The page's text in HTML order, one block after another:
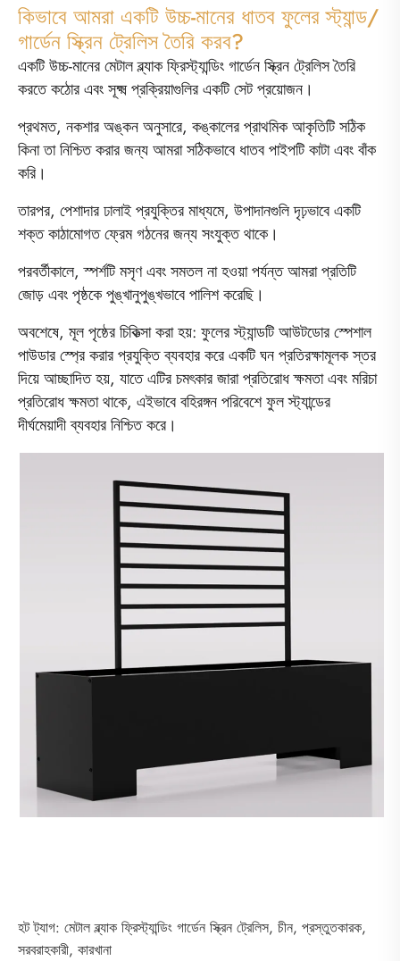
কিভাবে আমরা একটি উচ্চ-মানের ধাতব ফুলের স্ট্যান্ড/
গার্ডেন স্ক্রিন ট্রেলিস তৈরি করব?
একটি উচ্চ-মানের মেটাল ব্ল্যাক ফ্রিস্ট্যান্ডিং গার্ডেন স্ক্রিন ট্রেলিস তৈরি
করতে কঠোর এবং সূক্ষ্ম প্রক্রিয়াগুলির একটি সেট প্রয়োজন।
প্রথমত, নকশার অঙ্কন অনুসারে, কঙ্কালের প্রাথমিক আকৃতিটি সঠিক
কিনা তা নিশ্চিত করার জন্য আমরা সঠিকভাবে ধাতব পাইপটি কাটা এবং বাঁক
করি।
তারপর, পেশাদার ঢালাই প্রযুক্তির মাধ্যমে, উপাদানগুলি দৃঢ়ভাবে একটি
শক্ত কাঠামোগত ফ্রেম গঠনের জন্য সংযুক্ত থাকে।
পরবর্তীকালে, স্পর্শটি মসৃণ এবং সমতল না হওয়া পর্যন্ত আমরা প্রতিটি
জোড় এবং পৃষ্ঠকে পুঙ্খানুপুঙ্খভাবে পালিশ করেছি।
অবশেষে, মূল পৃষ্ঠের চিকিত্সা করা হয়: ফুলের স্ট্যান্ডটি আউটডোর স্পেশাল
পাউডার স্প্রে করার প্রযুক্তি ব্যবহার করে একটি ঘন প্রতিরক্ষামূলক স্তর
দিয়ে আচ্ছাদিত হয়, যাতে এটির চমৎকার জারা প্রতিরোধ ক্ষমতা এবং মরিচা
প্রতিরোধ ক্ষমতা থাকে, এইভাবে বহিরঙ্গন পরিবেশে ফুল স্ট্যান্ডের
দীর্ঘমেয়াদী ব্যবহার নিশ্চিত করে।
হট ট্যাগ: মেটাল ব্ল্যাক ফ্রিস্ট্যান্ডিং গার্ডেন স্ক্রিন ট্রেলিস, চীন, প্রস্তুতকারক,
সরবরাহকারী, কারখানা